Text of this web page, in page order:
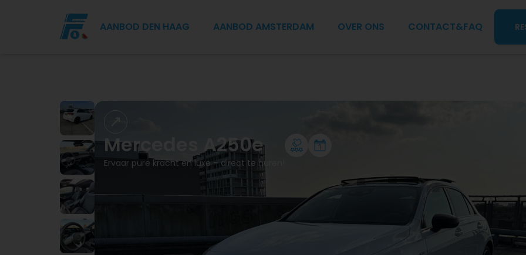
AANBOD DEN HAAG AANBOD AMSTERDAM OVER ONS CONTACT&FAQ
Mercedes A250e
Ervaar pure kracht en luxe – direct te huren!